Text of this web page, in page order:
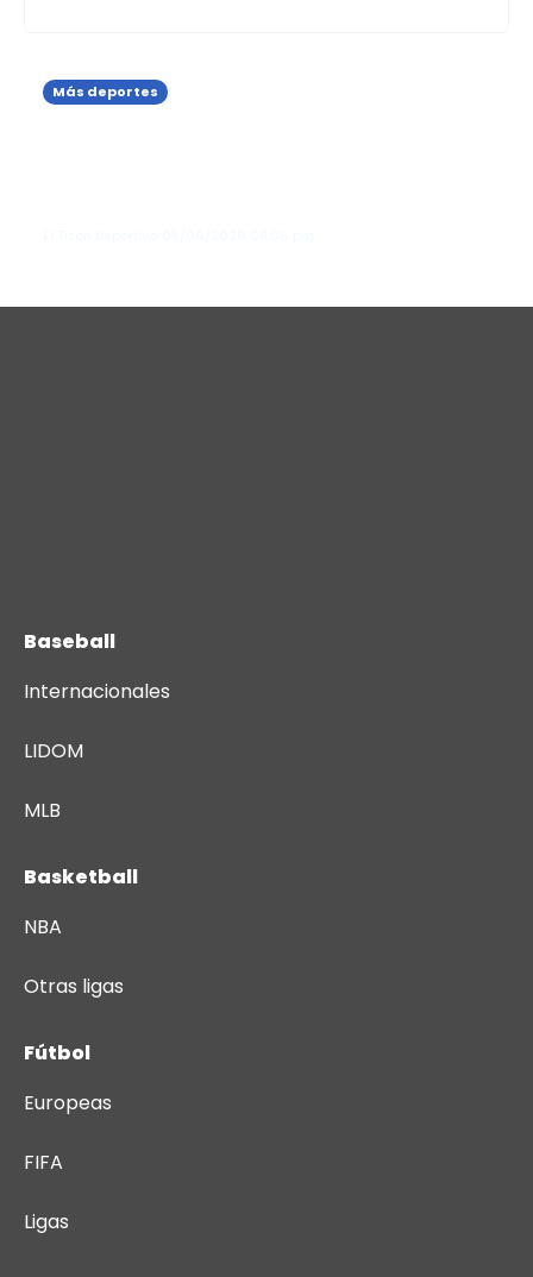
Más deportes
Baseball
Internacionales
LIDOM
MLB
Basketball
NBA
Otras ligas
Fútbol
Europeas
FIFA
Ligas